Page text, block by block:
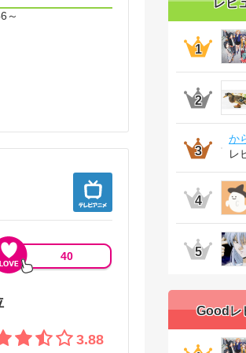
～
式を持つ
40
3.88
レビ
か
レ
Goodレ